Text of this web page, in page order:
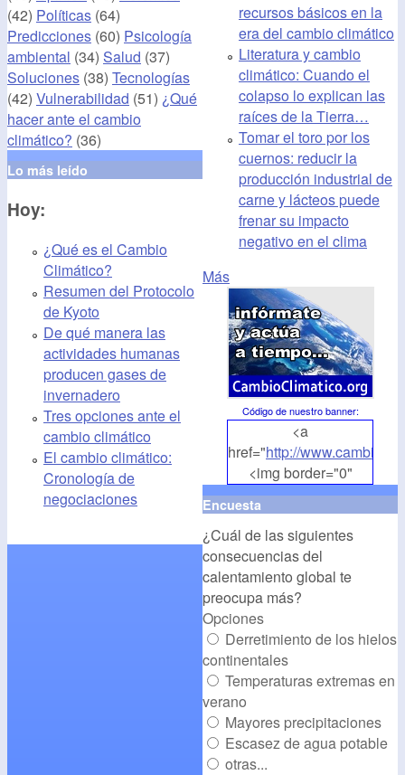
(42) Políticas (64)
Predicciones (60) Psicología
ambiental (34) Salud (37)
Soluciones (38) Tecnologías
(42) Vulnerabilidad (51) ¿Qué
hacer ante el cambio
climático? (36)
Lo más leído
Hoy:
¿Qué es el Cambio
Climático?
Resumen del Protocolo
de Kyoto
De qué manera las
actividades humanas
producen gases de
invernadero
Tres opciones ante el
cambio climático
El cambio climático:
Cronología de
negociaciones
recursos básicos en la
era del cambio climático
Literatura y cambio
climático: Cuando el
colapso lo explican las
raíces de la Tierra…
Tomar el toro por los
cuernos: reducir la
producción industrial de
carne y lácteos puede
frenar su impacto
negativo en el clima
Más
Código de nuestro banner:
<a
href="http://
<img border="0"
align="middle"
src="http://
alt="CambioClimatico.org"
/></a>
Encuesta
¿Cuál de las siguientes
consecuencias del
calentamiento global te
preocupa más?
Opciones
Derretimiento de los hielos
continentales
Temperaturas extremas en
verano
Mayores precipitaciones
Escasez de agua potable
otras...